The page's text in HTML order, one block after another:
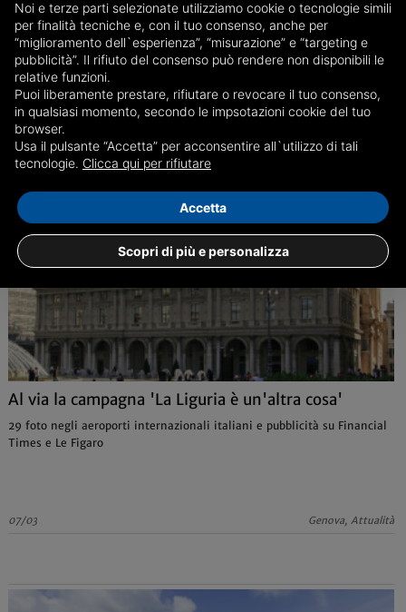
In migliaia in festa per il 25 aprile a Genova
Bucci: 'Italia libera grazie a chi ha combattuto ed è morto'
26/04
Genova, Attualità
Al via la campagna 'La Liguria è un'altra cosa'
29 foto negli aeroporti internazionali italiani e pubblicità su Financial
Times e Le Figaro
07/03 Genova, Attualità
Noi e terze parti selezionate utilizziamo cookie o tecnologie simili
per finalità tecniche e, con il tuo consenso, anche per
“miglioramento dell`esperienza”, “misurazione” e “targeting e
pubblicità”. Il rifiuto del consenso può rendere non disponibili le
relative funzioni.
Puoi liberamente prestare, rifiutare o revocare il tuo consenso,
in qualsiasi momento, secondo le impsotazioni cookie del tuo
browser.
Usa il pulsante “Accetta” per acconsentire all`utilizzo di tali
tecnologie. Clicca qui per rifiutare
Scopri di più e personalizza
Accetta